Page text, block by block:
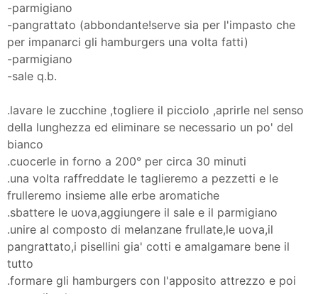
-parmigiano
-pangrattato (abbondante!serve sia per l'impasto che
per impanarci gli hamburgers una volta fatti)
-parmigiano
-sale q.b.
.lavare le zucchine ,togliere il picciolo ,aprirle nel senso
della lunghezza ed eliminare se necessario un po' del
bianco
.cuocerle in forno a 200° per circa 30 minuti
.una volta raffreddate le taglieremo a pezzetti e le
frulleremo insieme alle erbe aromatiche
.sbattere le uova,aggiungere il sale e il parmigiano
.unire al composto di melanzane frullate,le uova,il
pangrattato,i pisellini gia' cotti e amalgamare bene il
tutto
.formare gli hamburgers con l'apposito attrezzo e poi